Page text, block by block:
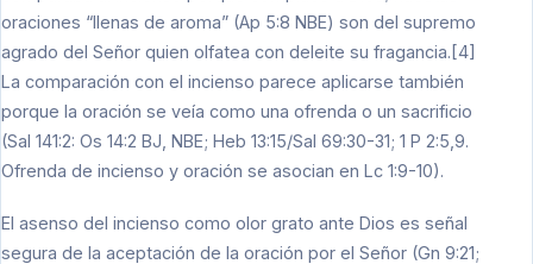
oraciones “llenas de aroma” (Ap 5:8 NBE) son del supremo
agrado del Señor quien olfatea con deleite su fragancia.[4]
La comparación con el incienso parece aplicarse también
porque la oración se veía como una ofrenda o un sacrificio
(Sal 141:2: Os 14:2 BJ, NBE; Heb 13:15/Sal 69:30-31; 1 P 2:5,9.
Ofrenda de incienso y oración se asocian en Lc 1:9-10).
El asenso del incienso como olor grato ante Dios es señal
segura de la aceptación de la oración por el Señor (Gn 9:21;